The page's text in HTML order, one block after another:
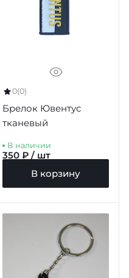
0(0)
Брелок Ювентус
тканевый
В наличии
350 ₽ / шт
В корзину